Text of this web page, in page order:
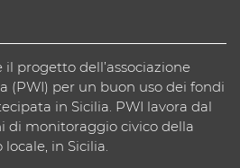
progetto dell’associazione
(PWI) per un buon uso dei fondi
in Sicilia. PWI lavora dal
di monitoraggio civico della
in Sicilia.